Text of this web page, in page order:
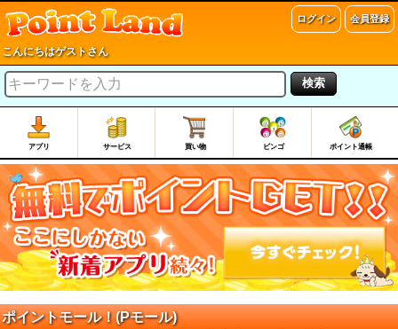
ログイン 会員登録
こんにちはゲストさん
検索
アプリ サービス 買い物 ビンゴ ポイント通帳
ポイントモール！(Pモール)